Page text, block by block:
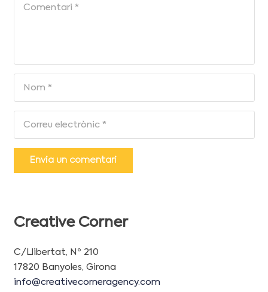
Envia un comentari
Creative Corner
C/Llibertat, Nº 210
17820 Banyoles, Girona
info@creativecorneragency.com